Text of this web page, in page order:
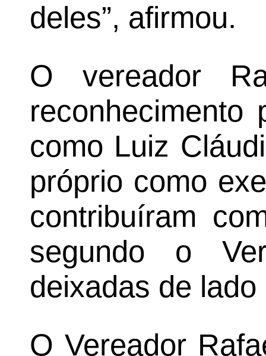
deles”, afirmou.
O vereador
reconhecimento
como Luiz
próprio como
contribuíram
segundo o
deixadas de
O Vereador